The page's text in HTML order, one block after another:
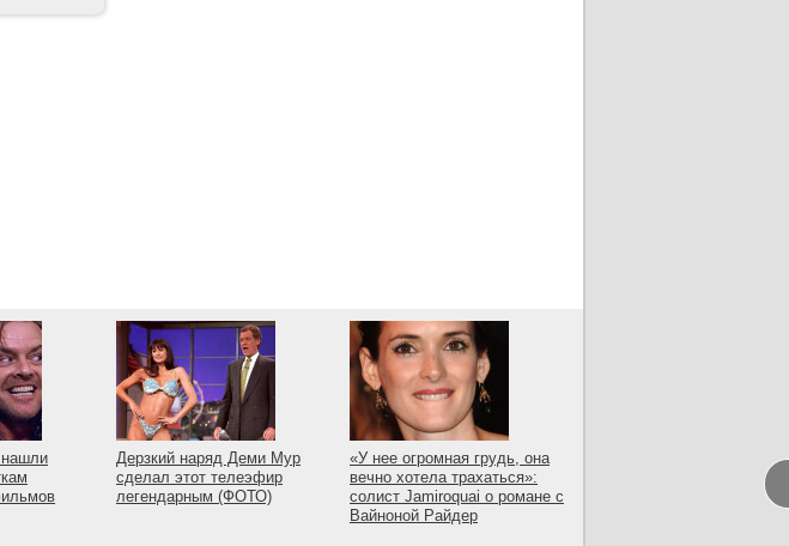
нашли
Дерзкий наряд Деми Мур
сделал этот телеэфир
легендарным (ФОТО)
«У нее огромная грудь, она
вечно хотела трахаться»:
солист Jamiroquai о романе с
Вайноной Райдер